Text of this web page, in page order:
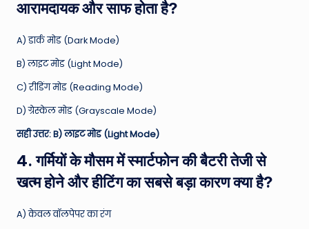
आरामदायक और साफ होता है?
A) डार्क मोड (Dark Mode)
B) लाइट मोड (Light Mode)
C) रीडिंग मोड (Reading Mode)
D) ग्रेस्केल मोड (Grayscale Mode)
सही उत्तर: B) लाइट मोड (Light Mode)
4. गर्मियों के मौसम में स्मार्टफोन की बैटरी तेजी से
खत्म होने और हीटिंग का सबसे बड़ा कारण क्या है?
A) केवल वॉलपेपर का रंग